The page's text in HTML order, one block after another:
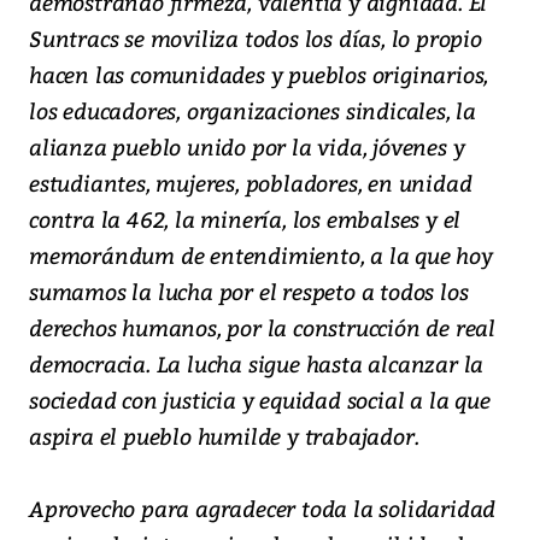
Suntracs se moviliza todos los días, lo propio
hacen las comunidades y pueblos originarios,
los educadores, organizaciones sindicales, la
alianza pueblo unido por la vida, jóvenes y
estudiantes, mujeres, pobladores, en unidad
contra la 462, la minería, los embalses y el
memorándum de entendimiento, a la que hoy
sumamos la lucha por el respeto a todos los
derechos humanos, por la construcción de real
democracia. La lucha sigue hasta alcanzar la
sociedad con justicia y equidad social a la que
aspira el pueblo humilde y trabajador.
Aprovecho para agradecer toda la solidaridad